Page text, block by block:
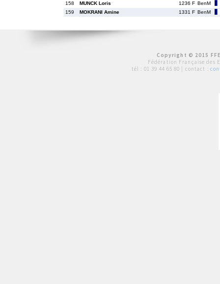
158
MUNCK Loris 1236 F BenM
159
MOKRANI Amine 1331 F BenM
Copyright © 2015
Fédération Française des
tél : 01 39 44 65 80 | contact :